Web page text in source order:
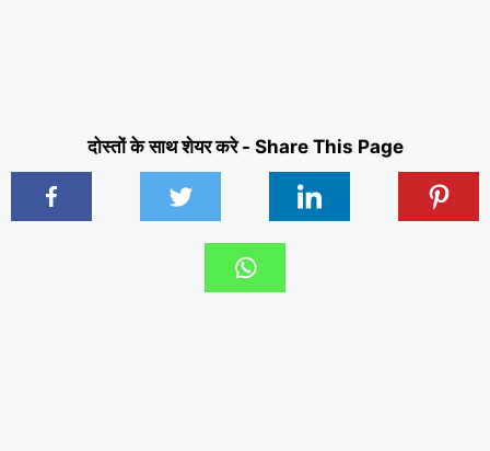
दोस्तों के साथ शेयर करे - Share This Page